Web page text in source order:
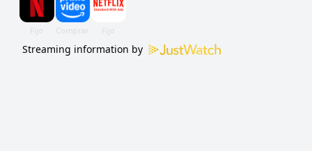
Streaming information by